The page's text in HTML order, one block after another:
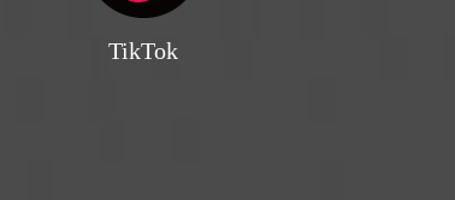
TikTok